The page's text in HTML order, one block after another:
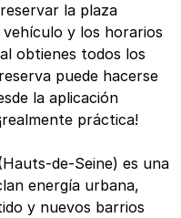
la plaza
y los horarios
obtienes todos los
puede hacerse
la aplicación
práctica!
de-Seine) es una
energía urbana,
y nuevos barrios